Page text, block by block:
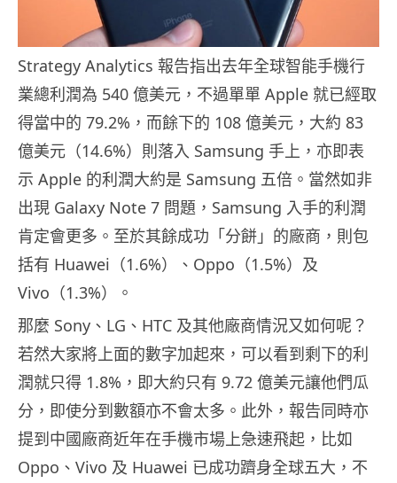
Strategy Analytics 報告指出去年全球智能手機行
業總利潤為 540 億美元，不過單單 Apple 就已經取
得當中的 79.2%，而餘下的 108 億美元，大約 83
億美元（14.6%）則落入 Samsung 手上，亦即表
示 Apple 的利潤大約是 Samsung 五倍。當然如非
出現 Galaxy Note 7 問題，Samsung 入手的利潤
肯定會更多。至於其餘成功「分餅」的廠商，則包
括有 Huawei（1.6%）、Oppo（1.5%）及
Vivo（1.3%）。
那麼 Sony、LG、HTC 及其他廠商情況又如何呢？
若然大家將上面的數字加起來，可以看到剩下的利
潤就只得 1.8%，即大約只有 9.72 億美元讓他們瓜
分，即使分到數額亦不會太多。此外，報告同時亦
提到中國廠商近年在手機市場上急速飛起，比如
Oppo、Vivo 及 Huawei 已成功躋身全球五大，不